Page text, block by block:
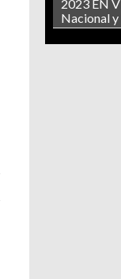
2023 EN
Nacional